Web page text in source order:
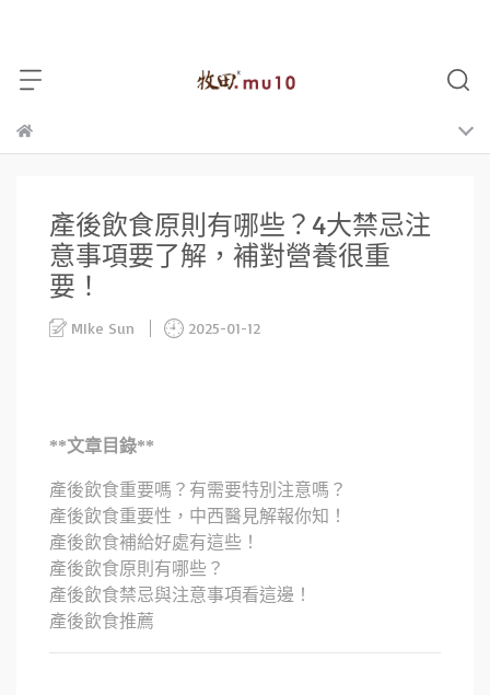
產後飲食原則有哪些？4大禁忌注
意事項要了解，補對營養很重
要！
MIke Sun 2025-01-12
**文章目錄**
產後飲食重要嗎？有需要特別注意嗎？
產後飲食重要性，中西醫見解報你知！
產後飲食補給好處有這些！
產後飲食原則有哪些？
產後飲食禁忌與注意事項看這邊！
產後飲食推薦